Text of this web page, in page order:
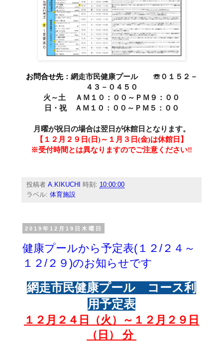
お問合せ先：網走市民健康プール ☏０１５２－
４３－０４５０
火～土 ＡＭ１０：００～ＰＭ９：００
日・祝 ＡＭ１０：００～ＰＭ５：００
月曜が祝日の場合は翌日が休館日となります。
【１２月２９日(日)～１月３日(金)は休館日】
※受付時間とは異なりますのでご注意ください‼
投稿者A.KIKUCHI 時刻: 10:00:00
ラベル:体育施設
2019年12月19日木曜日
健康プールから予定表(１２/２４～
１２/２９)のお知らせです
網走市民健康プール コース利
用予定表
１２月２４ 日（火）～１２月２９ 日
（日） 分